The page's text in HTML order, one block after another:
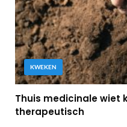
KWEKEN
Thuis medicinale wiet
therapeutisch